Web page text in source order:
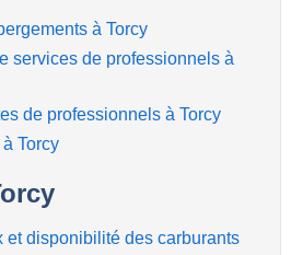
à Torcy
services de professionnels à
de professionnels à Torcy
Torcy
et disponibilité des carburants